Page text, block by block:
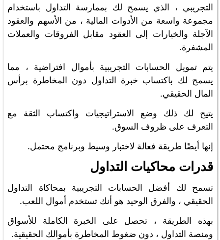
التجريبي ، الذي يسمح لك بممارسة التداول باستخدام
مجموعة واسعة من الأدوات المالية ، من الأسهم والعقود
الآجلة والخيارات إلى العقود مقابل الفروقات والعملات
المشفرة.
يتم تمويل الحسابات التجريبية بأموال افتراضية ، مما
يسمح لك باكتساب خبرة التداول دون المخاطرة برأس
المال الحقيقي.
يتيح لك ذلك وضع الاستراتيجيات واكتساب الثقة مع
التعرف على ظروف السوق.
إنها أيضًا طريقة فعالة لاختبار وسيط وبرنامج محتمل.
قدرات محاكيات التداول
تسمح لك أفضل الحسابات التجريبية بمحاكاة التداول
الحقيقي ، والفرق الوحيد هو أنك تستخدم أموال اللعب.
بهذه الطريقة ، تحصل على الخبرة الكاملة للأسواق
ومنصة التداول ، دون ضغوط المخاطرة بأموالك الحقيقية.